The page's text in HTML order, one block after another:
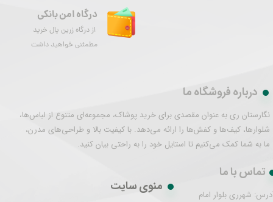
درگاه امن بانکی
از درگاه زرین پال خرید
مطمئنی خواهید داشت
درباره فروشگاه ما
نگارستان ری به عنوان مقصدی برای خرید پوشاک، مجموعه‌ای متنوع از لباس‌ها،
شلوارها، کیف‌ها و کفش‌ها را ارائه می‌دهد. با کیفیت بالا و طراحی‌های مدرن،
ما به شما کمک می‌کنیم تا استایل خود را به راحتی بیان کنید.
تماس با ما
شهرری بلوار امام
منوی سایت